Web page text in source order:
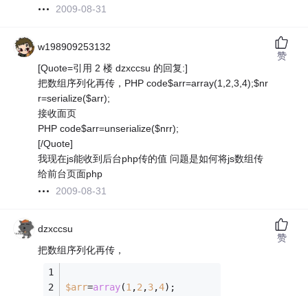
2009-08-31
w198909253132
[Quote=引用 2 楼 dzxccsu 的回复:]
把数组序列化再传，PHP code$arr=array(1,2,3,4);$nr
r=serialize($arr);
接收面页
PHP code$arr=unserialize($nrr);
[/Quote]
我现在js能收到后台php传的值 问题是如何将js数组传
给前台页面php
2009-08-31
赞
dzxccsu
把数组序列化再传，
$arr=array(1,2,3,4);
赞